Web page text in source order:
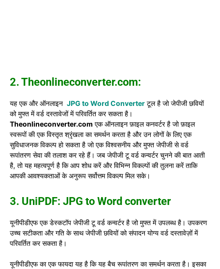
2. Theonlineconverter.com:
यह एक और ऑनलाइन JPG to Word Converter टूल है जो जेपीजी छवियों
को मुफ्त में वर्ड दस्तावेजों में परिवर्तित कर सकता है।
Theonlineconverter.com एक ऑनलाइन फ़ाइल कनवर्टर है जो फ़ाइल
स्वरूपों की एक विस्तृत श्रृंखला का समर्थन करता है और उन लोगों के लिए एक
सुविधाजनक विकल्प हो सकता है जो एक विश्वसनीय और मुफ्त जेपीजी से वर्ड
रूपांतरण सेवा की तलाश कर रहे हैं। जब जेपीजी टू वर्ड कन्वर्टर चुनने की बात आती
है, तो यह महत्वपूर्ण है कि आप शोध करें और विभिन्न विकल्पों की तुलना करें ताकि
आपकी आवश्यकताओं के अनुरूप सर्वोत्तम विकल्प मिल सके।
3. UniPDF: JPG to Word converter
यूनीपीडीएफ एक डेस्कटॉप जेपीजी टू वर्ड कन्वर्टर है जो मुफ्त में उपलब्ध है। उपकरण
उच्च सटीकता और गति के साथ जेपीजी छवियों को संपादन योग्य वर्ड दस्तावेज़ों में
परिवर्तित कर सकता है।
यूनीपीडीएफ का एक फायदा यह है कि यह बैच रूपांतरण का समर्थन करता है। इसका